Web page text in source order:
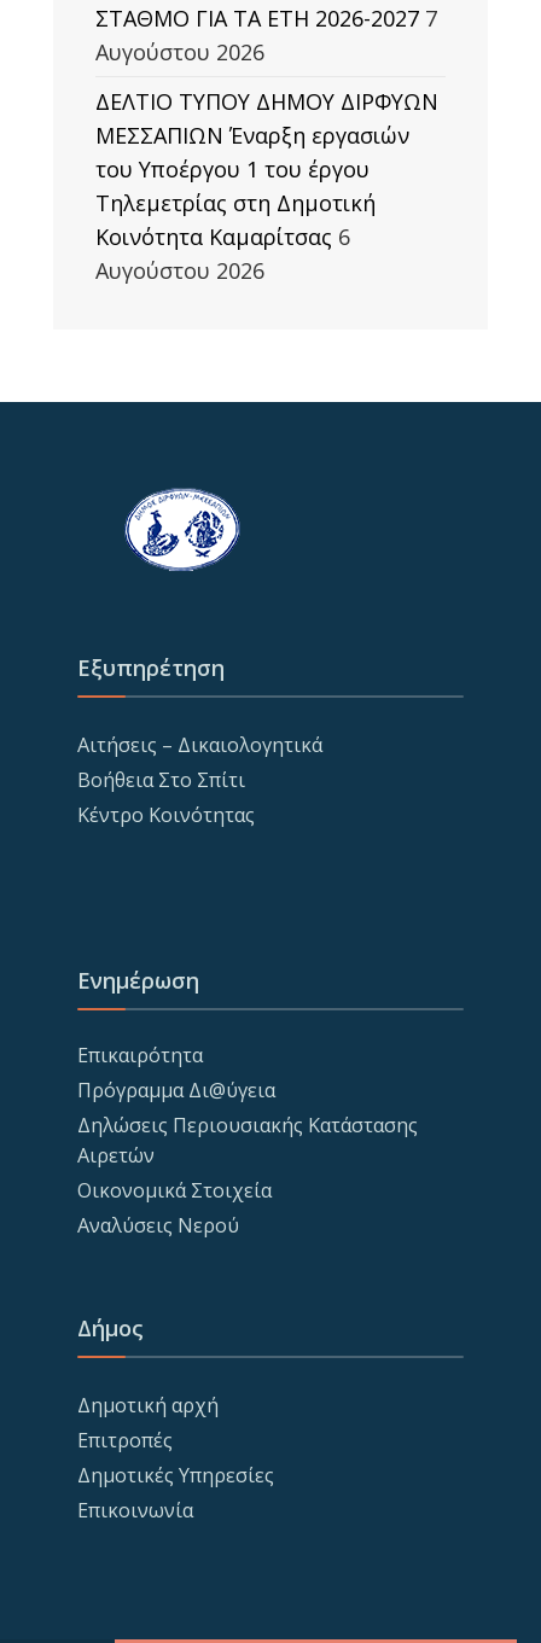
ΣΤΑΘΜΟ ΓΙΑ ΤΑ ΕΤΗ 2026-2027 7
Αυγούστου 2026
ΔΕΛΤΙΟ ΤΥΠΟΥ ΔΗΜΟΥ ΔΙΡΦΥΩΝ
ΜΕΣΣΑΠΙΩΝ Έναρξη εργασιών
του Υποέργου 1 του έργου
Τηλεμετρίας στη Δημοτική
Κοινότητα Καμαρίτσας 6
Αυγούστου 2026
Εξυπηρέτηση
Αιτήσεις – Δικαιολογητικά
Βοήθεια Στο Σπίτι
Κέντρο Κοινότητας
Ενημέρωση
Επικαιρότητα
Πρόγραμμα Δι@ύγεια
Δηλώσεις Περιουσιακής Κατάστασης
Αιρετών
Οικονομικά Στοιχεία
Αναλύσεις Νερού
Δήμος
Δημοτική αρχή
Επιτροπές
Δημοτικές Υπηρεσίες
Επικοινωνία